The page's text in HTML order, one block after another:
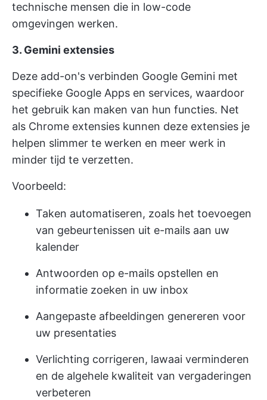
technische mensen die in low-code
omgevingen werken.
3. Gemini extensies
Deze add-on's verbinden Google Gemini met
specifieke Google Apps en services, waardoor
het gebruik kan maken van hun functies. Net
als Chrome extensies kunnen deze extensies je
helpen slimmer te werken en meer werk in
minder tijd te verzetten.
Voorbeeld:
Taken automatiseren, zoals het toevoegen
van gebeurtenissen uit e-mails aan uw
kalender
Antwoorden op e-mails opstellen en
informatie zoeken in uw inbox
Aangepaste afbeeldingen genereren voor
uw presentaties
Verlichting corrigeren, lawaai verminderen
en de algehele kwaliteit van vergaderingen
verbeteren